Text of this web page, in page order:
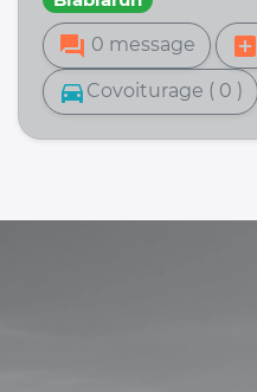
forum 0 message add_box
directions_car Covoiturage ( 0 )